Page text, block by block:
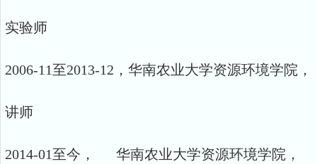
实验师
2006-11至2013-12，华南农业大学资源环境学院，
讲师
2014-01至今， 华南农业大学资源环境学院，